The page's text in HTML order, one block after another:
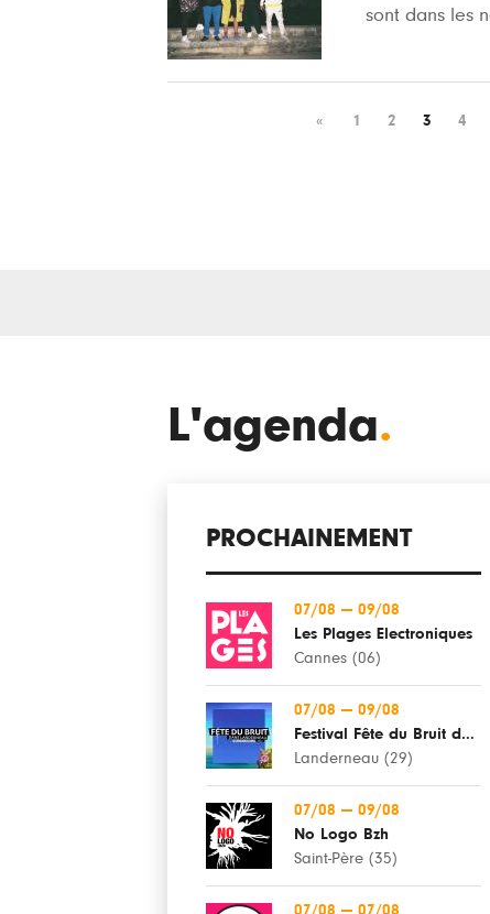
sont dans les
« 1 2 3 4
L'agenda.
PROCHAINEMENT
07/08 — 09/08
Les Plages Electroniques
Cannes (06)
07/08 — 09/08
Festival Fête du Bruit dans Landerneau
Landerneau (29)
07/08 — 09/08
No Logo Bzh
Saint-Père (35)
07/08 — 07/08